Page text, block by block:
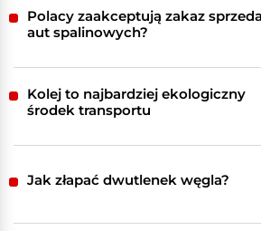
Polacy zaakceptują zakaz
aut spalinowych?
Kolej to najbardziej ekologiczny
środek transportu
Jak złapać dwutlenek węgla?